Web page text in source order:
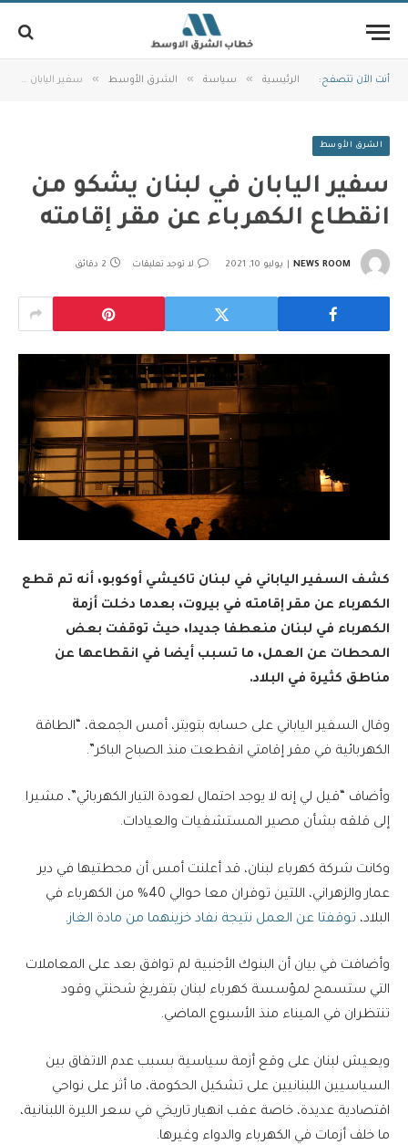
أنت الآن تتصفح: الرئيسية » سياسة » الشرق الأوسط » سفير اليابان في لبنان يشكو من انقطاع الكهرباء عن مقر إقامته
الشرق الأوسط
سفير اليابان في لبنان يشكو من
انقطاع الكهرباء عن مقر إقامته
NEWS ROOM يوليو 10, 2021 لا توجد تعليقات 2 دقائق
كشف السفير الياباني في لبنان تاكيشي أوكوبو، أنه تم قطع
الكهرباء عن مقر إقامته في بيروت، بعدما دخلت أزمة
الكهرباء في لبنان منعطفا جديدا، حيث توقفت بعض
المحطات عن العمل، ما تسبب أيضا في انقطاعها عن
مناطق كثيرة في البلاد.
وقال السفير الياباني على حسابه بتويتر، أمس الجمعة، “الطاقة
الكهربائية في مقر إقامتي انقطعت منذ الصباح الباكر”.
وأضاف “قيل لي إنه لا يوجد احتمال لعودة التيار الكهربائي”، مشيرا
إلى قلقه بشأن مصير المستشفيات والعيادات.
وكانت شركة كهرباء لبنان، قد أعلنت أمس أن محطتيها في دير
عمار والزهراني، اللتين توفران معا حوالي 40% من الكهرباء في
البلاد، توقفتا عن العمل نتيجة نفاد خزينهما من مادة الغاز.
وأضافت في بيان أن البنوك الأجنبية لم توافق بعد على المعاملات
التي ستسمح لمؤسسة كهرباء لبنان بتفريغ شحنتي وقود
تنتظران في الميناء منذ الأسبوع الماضي.
ويعيش لبنان على وقع أزمة سياسية بسبب عدم الاتفاق بين
السياسيين اللبنانيين على تشكيل الحكومة، ما أثر على نواحي
اقتصادية عديدة، خاصة عقب انهيار تاريخي في سعر الليرة اللبنانية،
ما خلف أزمات في الكهرباء والدواء وغيرها.